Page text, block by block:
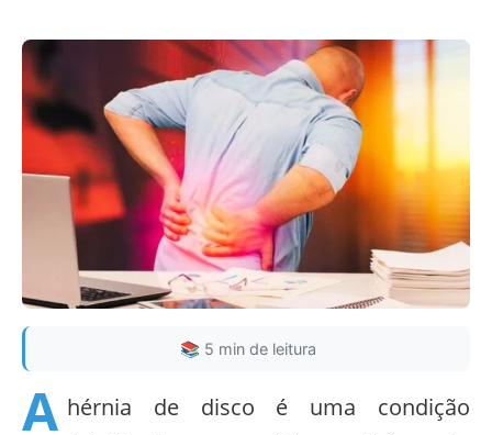
📚 5 min de leitura
A hérnia de disco é uma condição